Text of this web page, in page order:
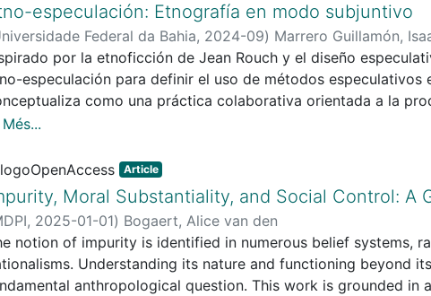
especulación: Etnografía en modo subjuntivo
Federal da Bahia, 2024-09) Marrero Guillamón,
por la etnoficción de Jean Rouch y el diseño
especulación para definir el uso de métodos especulativos
como una práctica colaborativa orientada a la
de ficciones especulativas a partir de materiales y
Nuevos» (Cabeza Trigg, 2023), proyectos ambos que
presente y futura.
Més...
Article
Moral Substantiality, and Social Control: A
, 2025-01-01) Bogaert, Alice van den
notion of impurity is identified in numerous belief systems,
Understanding its nature and functioning beyond
anthropological question. This work is grounded